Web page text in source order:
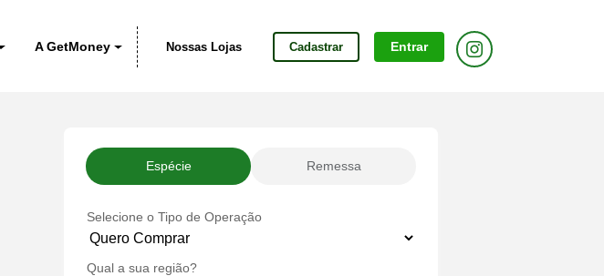
A GetMoney Nossas Lojas Cadastrar Entrar
Espécie Remessa
Selecione o Tipo de Operação
Qual a sua região?